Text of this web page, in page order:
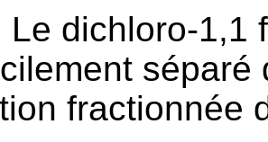
Le dichloro-1,1
fractionnée